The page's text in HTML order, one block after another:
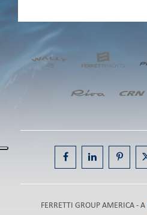
FERRETTI GROUP AMERICA - A